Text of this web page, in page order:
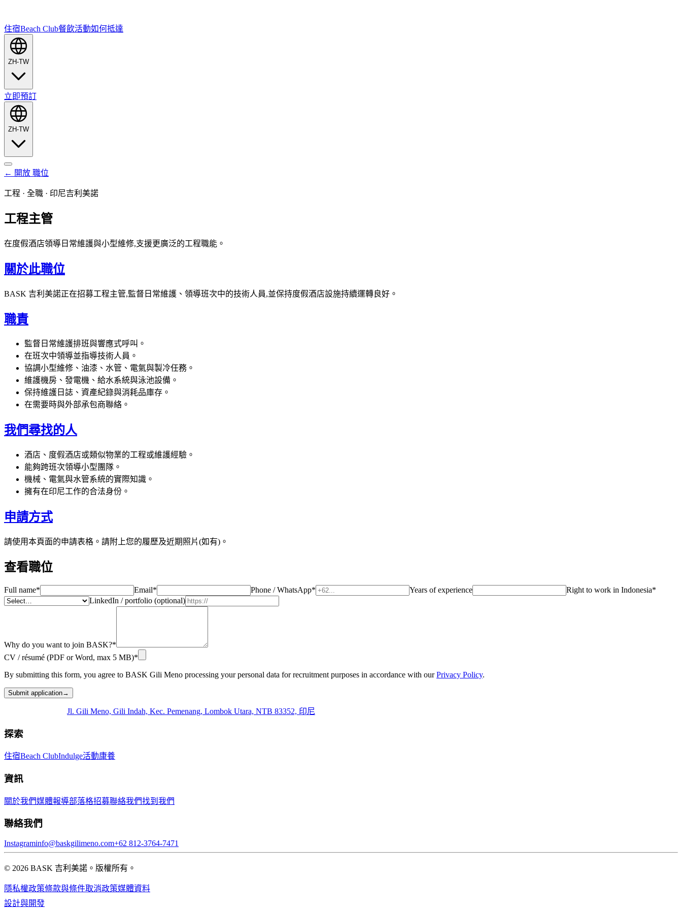
住宿Beach Club餐飲活動如何抵達
ZH-TW
立即預訂
ZH-TW
← 開放 職位
工程 · 全職 · 印尼吉利美諾
工程主管
在度假酒店領導日常維護與小型維修,支援更廣泛的工程職能。
關於此職位
BASK 吉利美諾正在招募工程主管,監督日常維護、領導班次中的技術人員,並保持度假酒店設施持續運轉良好。
職責
監督日常維護排班與響應式呼叫。
在班次中領導並指導技術人員。
協調小型維修、油漆、水管、電氣與製冷任務。
維護機房、發電機、給水系統與泳池設備。
保持維護日誌、資產紀錄與消耗品庫存。
在需要時與外部承包商聯絡。
我們尋找的人
酒店、度假酒店或類似物業的工程或維護經驗。
能夠跨班次領導小型團隊。
機械、電氣與水管系統的實際知識。
擁有在印尼工作的合法身份。
申請方式
請使用本頁面的申請表格。請附上您的履歷及近期照片(如有)。
查看職位
Full name* Email* Phone / WhatsApp* Years of experience Right to work in Indonesia*
LinkedIn / portfolio (optional)
Why do you want to join BASK?*
CV / résumé (PDF or Word, max 5 MB)*
By submitting this form, you agree to BASK Gili Meno processing your personal data for recruitment purposes in accordance with our Privacy Policy.
Submit application→
Jl. Gili Meno, Gili Indah, Kec. Pemenang, Lombok Utara, NTB 83352, 印尼
探索
住宿Beach ClubIndulge活動康養
資訊
關於我們媒體報導部落格招募聯絡我們找到我們
聯絡我們
Instagraminfo@baskgilimeno.com+62 812-3764-7471
© 2026 BASK 吉利美諾。版權所有。
隱私權政策條款與條件取消政策媒體資料
設計與開發